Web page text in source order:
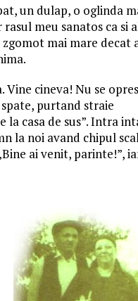
un dulap, o oglinda
meu sanatos ca si
mai mare decat
Vine cineva! Nu se
purtand straie
la casa de sus”. Intra
la noi avand chipul
ai venit, parinte!”,